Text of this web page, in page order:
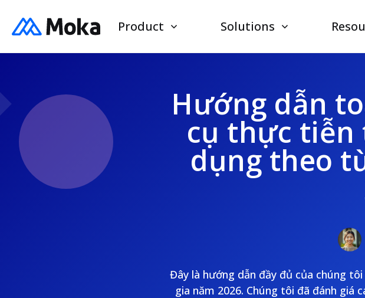
Product Solutions
Hướng dẫn
cụ thực
dụng theo
Đây là hướng dẫn đầy đủ của chúng
gia năm 2026. Chúng tôi đã đánh giá